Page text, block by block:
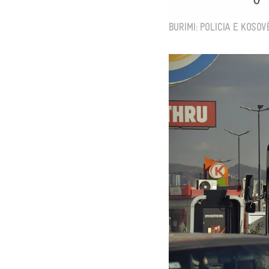
BURIMI: POLICIA E